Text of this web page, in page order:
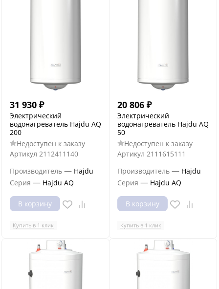
31 930 ₽
Электрический
водонагреватель Hajdu AQ
200
Недоступен к заказу
Артикул 2112411140
Производитель — Hajdu
Серия — Hajdu AQ
В корзину
Купить в 1 клик
20 806 ₽
Электрический
водонагреватель Hajdu AQ
50
Недоступен к заказу
Артикул 2111615111
Производитель — Hajdu
Серия — Hajdu AQ
В корзину
Купить в 1 клик